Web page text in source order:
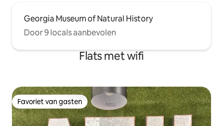
Georgia Museum of Natural History
Door 9 locals aanbevolen
Flats met wifi
Favoriet van gasten
Favoriet van gasten